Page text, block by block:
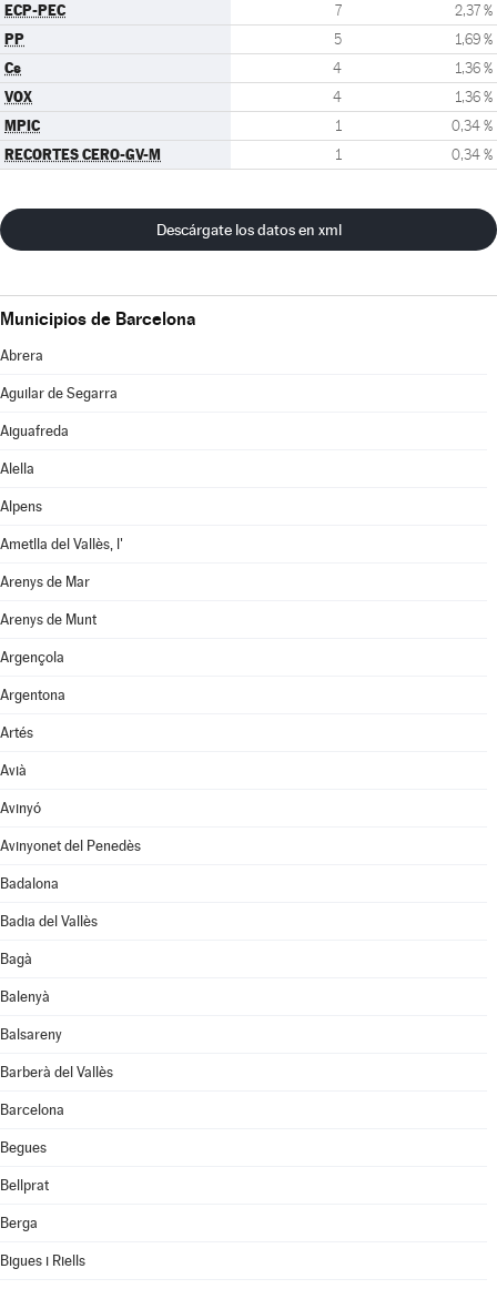
ECP-PEC 7 2,37 %
PP 5 1,69 %
Cs 4 1,36 %
VOX 4 1,36 %
MPIC 1 0,34 %
RECORTES CERO-GV-M 1 0,34 %
Descárgate los datos en xml
Municipios de Barcelona
Abrera
Aguilar de Segarra
Aiguafreda
Alella
Alpens
Ametlla del Vallès, l'
Arenys de Mar
Arenys de Munt
Argençola
Argentona
Artés
Avià
Avinyó
Avinyonet del Penedès
Badalona
Badia del Vallès
Bagà
Balenyà
Balsareny
Barberà del Vallès
Barcelona
Begues
Bellprat
Berga
Bigues i Riells